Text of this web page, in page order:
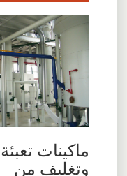
ماكينات تعبئة
وتغليف من